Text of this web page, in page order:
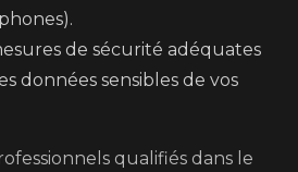
de sécurité adéquates
données sensibles de vos
qualifiés dans le